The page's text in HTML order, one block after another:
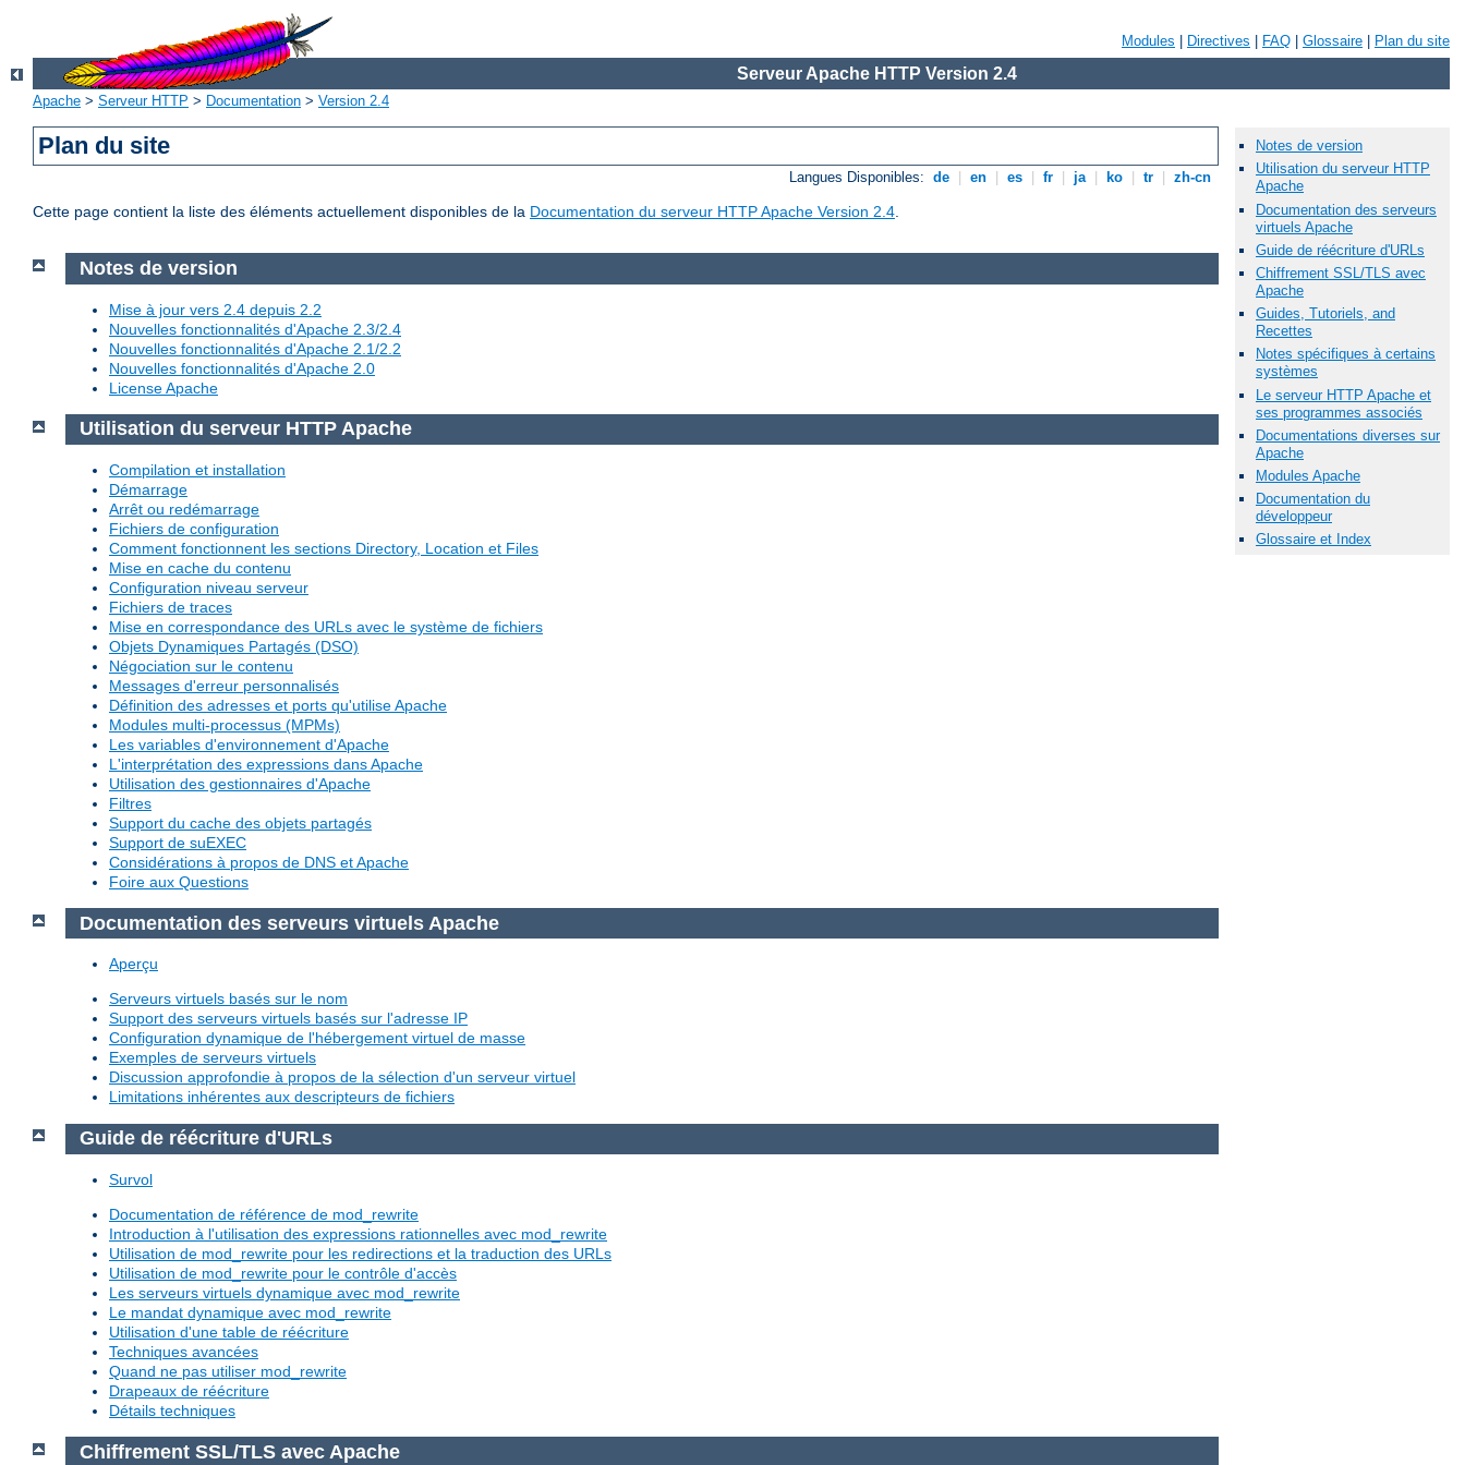
Modules Directives FAQ Glossaire Plan du site
Serveur Apache HTTP Version 2.4
Apache > Serveur HTTP > Documentation > Version 2.4
Plan du site
Langues Disponibles: de en es fr ja ko tr zh-cn
Cette page contient la liste des éléments actuellement disponibles de la Documentation du serveur HTTP Apache Version 2.4.
Notes de version
Utilisation du serveur HTTP
Apache
Documentation des serveurs
virtuels Apache
Guide de réécriture d'URLs
Chiffrement SSL/TLS avec
Apache
Guides, Tutoriels, and
Recettes
Notes spécifiques à certains
systèmes
Le serveur HTTP Apache et
ses programmes associés
Documentations diverses sur
Apache
Modules Apache
Documentation du
développeur
Glossaire et Index
Notes de version
Mise à jour vers 2.4 depuis 2.2
Nouvelles fonctionnalités d'Apache 2.3/2.4
Nouvelles fonctionnalités d'Apache 2.1/2.2
Nouvelles fonctionnalités d'Apache 2.0
License Apache
Utilisation du serveur HTTP Apache
Compilation et installation
Démarrage
Arrêt ou redémarrage
Fichiers de configuration
Comment fonctionnent les sections Directory, Location et Files
Mise en cache du contenu
Configuration niveau serveur
Fichiers de traces
Mise en correspondance des URLs avec le système de fichiers
Objets Dynamiques Partagés (DSO)
Négociation sur le contenu
Messages d'erreur personnalisés
Définition des adresses et ports qu'utilise Apache
Modules multi-processus (MPMs)
Les variables d'environnement d'Apache
L'interprétation des expressions dans Apache
Utilisation des gestionnaires d'Apache
Filtres
Support du cache des objets partagés
Support de suEXEC
Considérations à propos de DNS et Apache
Foire aux Questions
Documentation des serveurs virtuels Apache
Aperçu
Serveurs virtuels basés sur le nom
Support des serveurs virtuels basés sur l'adresse IP
Configuration dynamique de l'hébergement virtuel de masse
Exemples de serveurs virtuels
Discussion approfondie à propos de la sélection d'un serveur virtuel
Limitations inhérentes aux descripteurs de fichiers
Guide de réécriture d'URLs
Survol
Documentation de référence de mod_rewrite
Introduction à l'utilisation des expressions rationnelles avec mod_rewrite
Utilisation de mod_rewrite pour les redirections et la traduction des URLs
Utilisation de mod_rewrite pour le contrôle d'accès
Les serveurs virtuels dynamique avec mod_rewrite
Le mandat dynamique avec mod_rewrite
Utilisation d'une table de réécriture
Techniques avancées
Quand ne pas utiliser mod_rewrite
Drapeaux de réécriture
Détails techniques
Chiffrement SSL/TLS avec Apache